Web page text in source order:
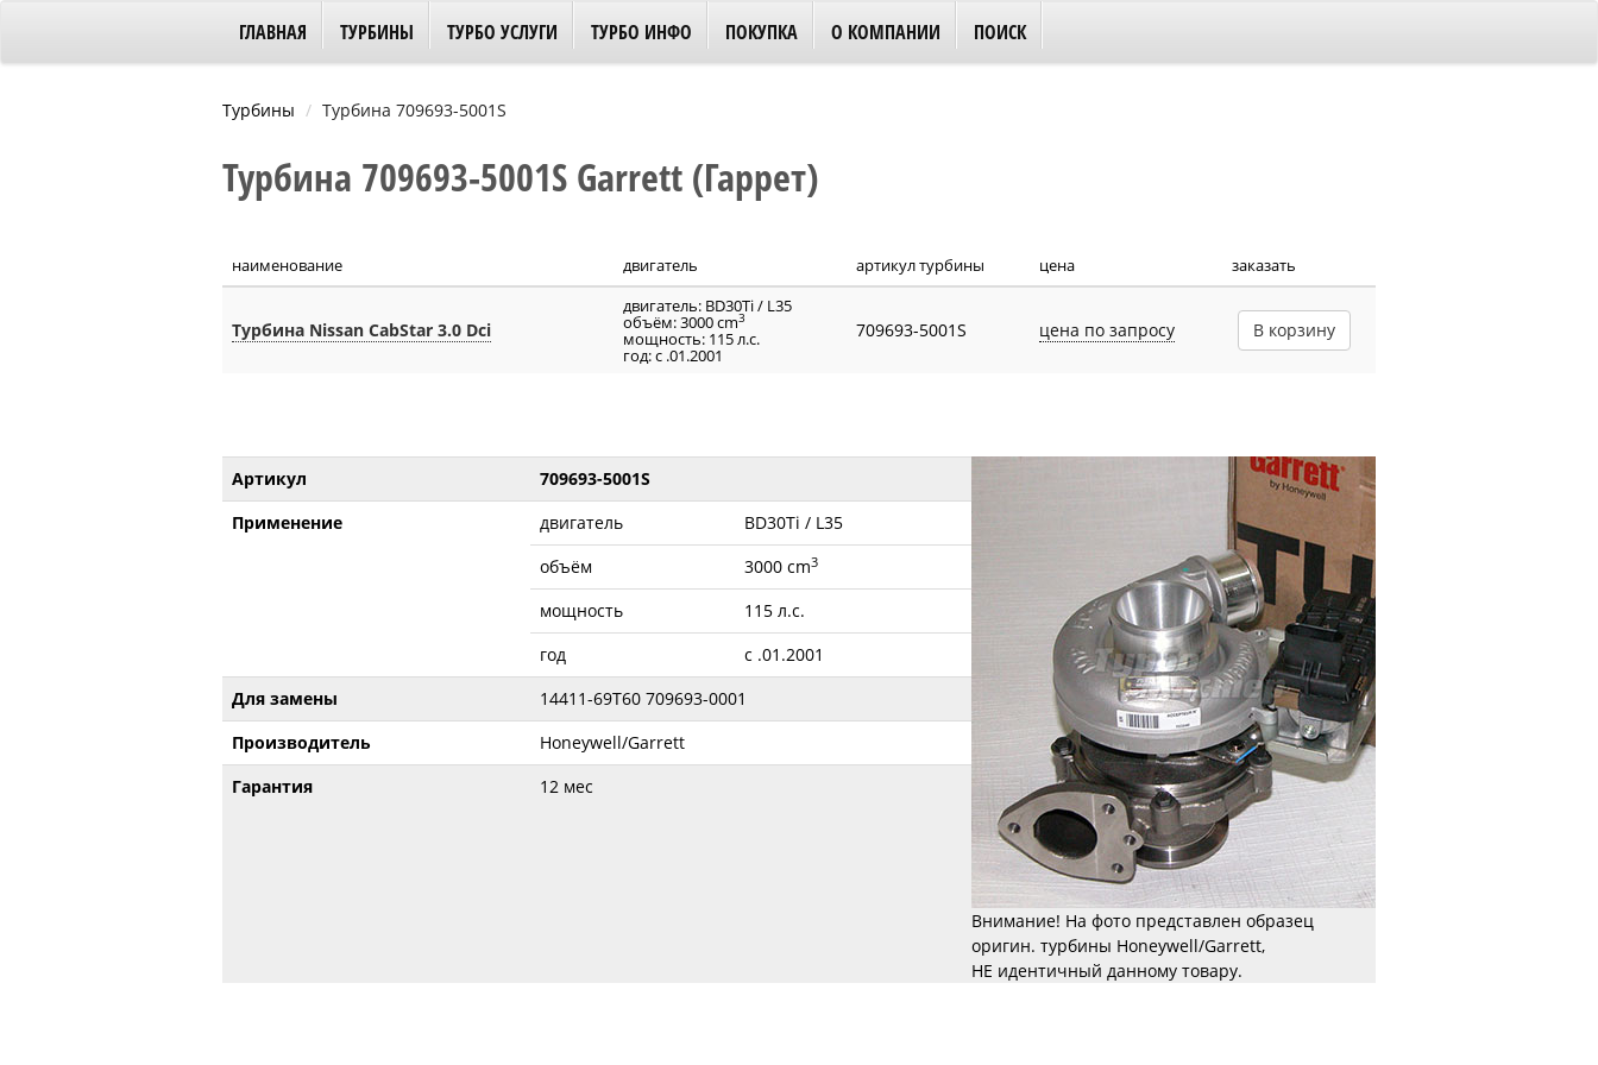
ГЛАВНАЯ ТУРБИНЫ ТУРБО УСЛУГИ ТУРБО ИНФО ПОКУПКА О КОМПАНИИ ПОИСК
Турбины Турбина 709693-5001S
Турбина 709693-5001S Garrett (Гаррет)
наименование двигатель артикул турбины цена заказать
Турбина Nissan CabStar 3.0 Dci
двигатель: BD30Ti / L35
объём: 3000 cm3
мощность: 115 л.с.
год: с .01.2001
709693-5001S цена по запросу В корзину
Артикул
709693-5001S
Применение
двигатель
BD30Ti / L35
объём
3000 cm3
мощность
115 л.с.
год
с .01.2001
Для замены
14411-69T60 709693-0001
Производитель
Honeywell/Garrett
Гарантия
12 мес
Внимание! На фото представлен образец
оригин. турбины Honeywell/Garrett,
НЕ идентичный данному товару.